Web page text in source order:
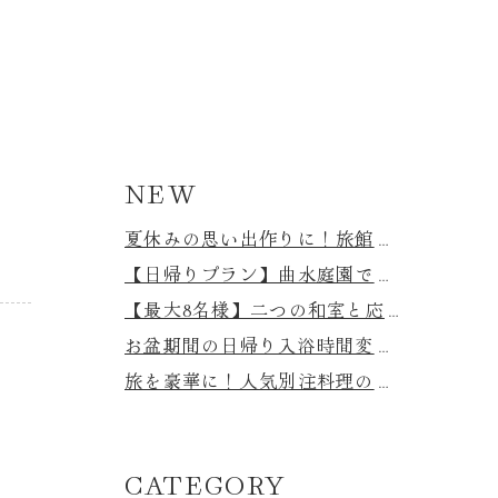
NEW
夏休みの思い出作りに！旅館の玄関前で手持ち花火を楽しもう｜持ち込み・売店購入OK
【日帰りプラン】曲水庭園で本格BBQ＆温泉を満喫！蘭亭で味わう贅沢な夏の休日♪
【最大8名様】二つの和室と応接間付き。広々とした特別室「寿光」の魅力をご紹介！
お盆期間の日帰り入浴時間変更について
旅を豪華に！人気別注料理のご案内♪
CATEGORY